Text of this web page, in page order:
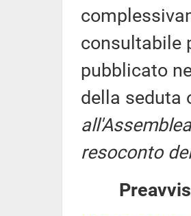
consultabile
pubblicato
della seduta
resoconto